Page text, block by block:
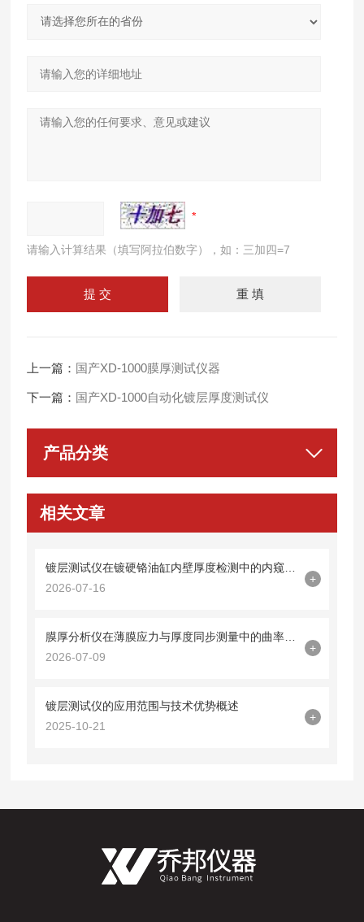
请输入计算结果（填写阿拉伯数字），如：三加四=7
上一篇： 国产XD-1000膜厚测试仪器
下一篇： 国产XD-1000自动化镀层厚度测试仪
产品分类
相关文章
2026-07-16
+
2026-07-09
+
镀层测试仪的应用范围与技术优势概述
2025-10-21
+